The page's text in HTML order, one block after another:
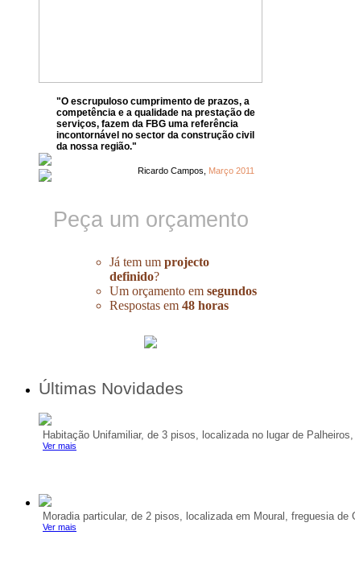
"O escrupuloso cumprimento de prazos, a
competência e a qualidade na prestação de
serviços, fazem da FBG uma referência
incontornável no sector da construção civil
da nossa região."
Ricardo Campos, Março 2011
Peça um orçamento
Já tem um projecto
definido?
Um orçamento em segundos
Respostas em 48 horas
Últimas Novidades
Habitação Unifamiliar, de 3 pisos, localizada no lugar de
Ver mais
Moradia particular, de 2 pisos, localizada em Moural, freguesia de
Ver mais